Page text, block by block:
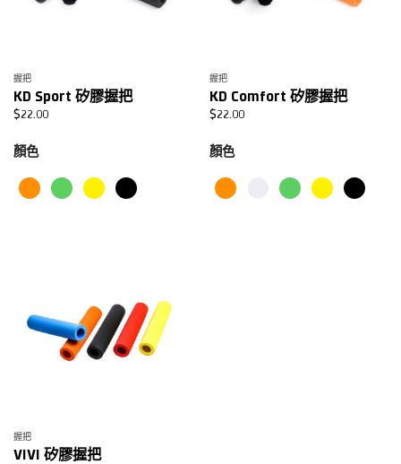
握把
KD Sport 矽膠握把
$22.00
顏色
握把
KD Comfort 矽膠握把
$22.00
顏色
握把
VIVI 矽膠握把